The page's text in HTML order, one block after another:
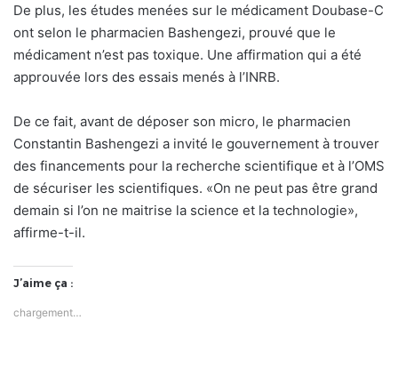
De plus, les études menées sur le médicament Doubase-C
ont selon le pharmacien Bashengezi, prouvé que le
médicament n’est pas toxique. Une affirmation qui a été
approuvée lors des essais menés à l’INRB.
De ce fait, avant de déposer son micro, le pharmacien
Constantin Bashengezi a invité le gouvernement à trouver
des financements pour la recherche scientifique et à l’OMS
de sécuriser les scientifiques. «On ne peut pas être grand
demain si l’on ne maitrise la science et la technologie»,
affirme-t-il.
J’aime ça :
chargement…